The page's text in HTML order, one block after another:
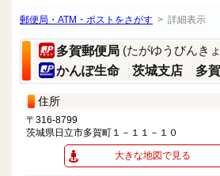
郵便局・ATM・ポストをさがす > 詳細表示
多賀郵便局 (たがゆうびんき
かんぽ生命 茨城支店 多賀
住所
〒316-8799
茨城県日立市多賀町１－１１－１０
大きな地図で見る